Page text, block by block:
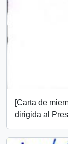
[Carta de
dirigida al